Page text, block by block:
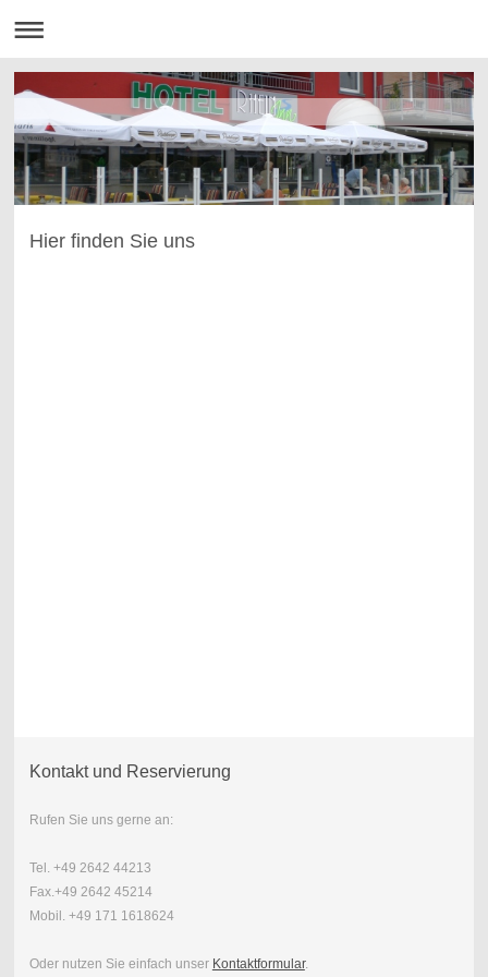
Hier finden Sie uns
Kontakt und Reservierung
Rufen Sie uns gerne an:
Tel. +49 2642 44213
Fax.+49 2642 45214
Mobil. +49 171 1618624
Oder nutzen Sie einfach unser Kontaktformular.